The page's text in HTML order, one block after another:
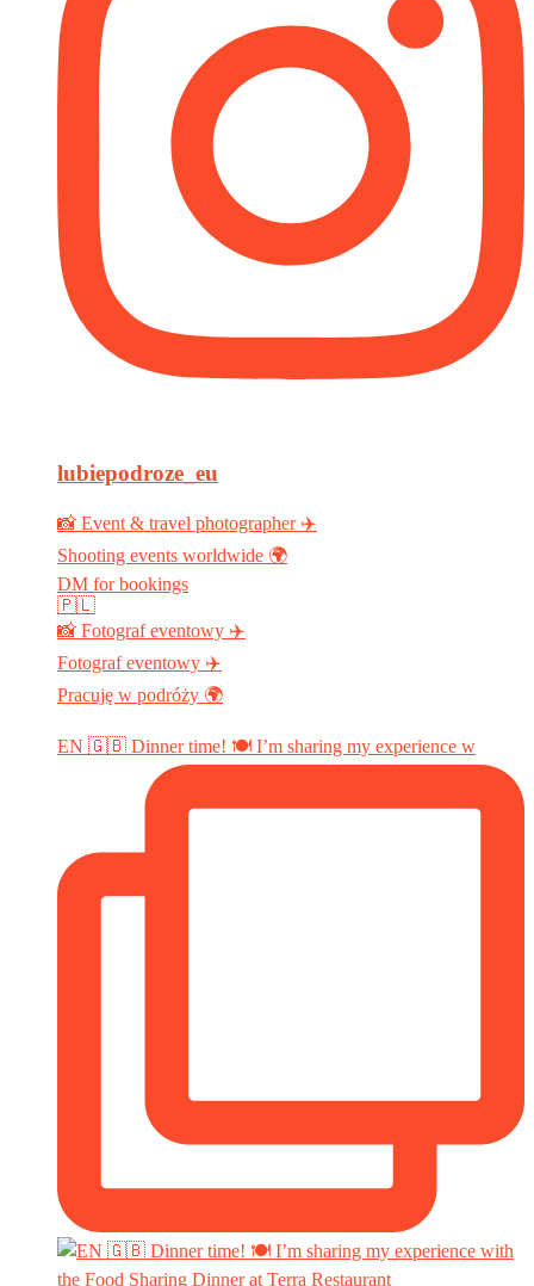
lubiepodroze_eu
📸 Event & travel photographer ✈️
Shooting events worldwide 🌍
DM for bookings
🇵🇱
📸 Fotograf eventowy ✈️
Fotograf eventowy ✈️
Pracuję w podróży 🌍
EN 🇬🇧 Dinner time! 🍽️ I’m sharing my experience w